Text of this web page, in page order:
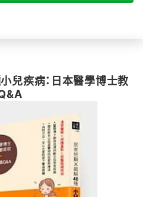
兒疾病：日本醫學博士教